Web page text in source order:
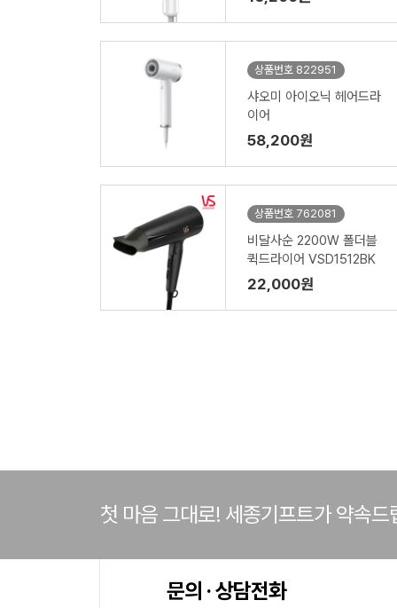
상품번호 822951
샤오미 아이오닉 헤어드라
이어
58,200원
상품번호 762081
비달사순 2200W 폴더블
퀵드라이어 VSD1512BK
22,000원
첫 마음 그대로! 세종기프트가 약속드
문의 · 상담전화